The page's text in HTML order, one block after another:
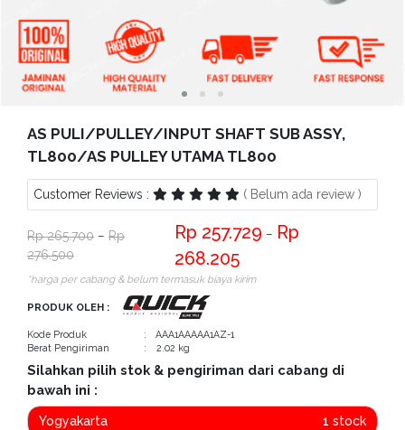
Kritik
Saran
AS PULI/PULLEY/INPUT SHAFT SUB ASSY,
TL800/AS PULLEY UTAMA TL800
Customer Reviews : ( Belum ada review )
265.700 −
276.500
257.729 −
268.205
*harga per cabang & belum termasuk biaya kirim
PRODUK OLEH :
Kode Produk
: AAA1AAAAA1AZ-1
Berat Pengiriman
: 2.02 kg
Silahkan pilih stok & pengiriman dari cabang di
bawah ini :
Yogyakarta 1 stock